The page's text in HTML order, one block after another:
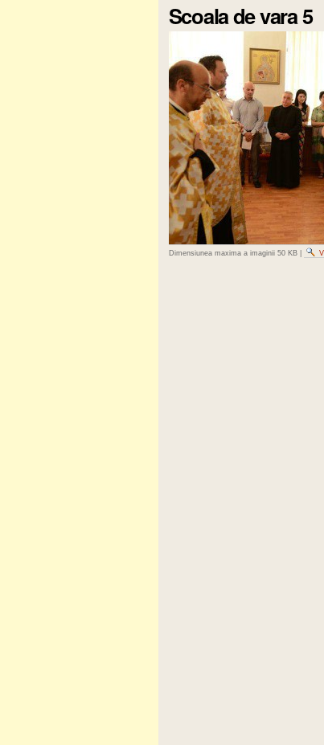
Scoala de vara 5
Dimensiunea maxima a imaginii 50 KB|